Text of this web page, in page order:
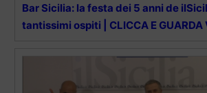
Bar Sicilia: la festa dei 5 anni de
tantissimi ospiti | CLICCA E GUARDA